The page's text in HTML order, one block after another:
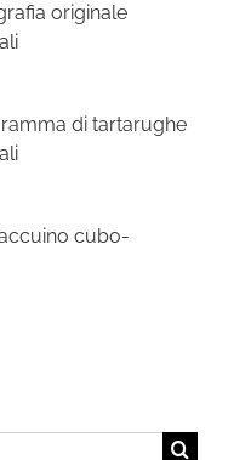
originale
di tartarughe
cubo-